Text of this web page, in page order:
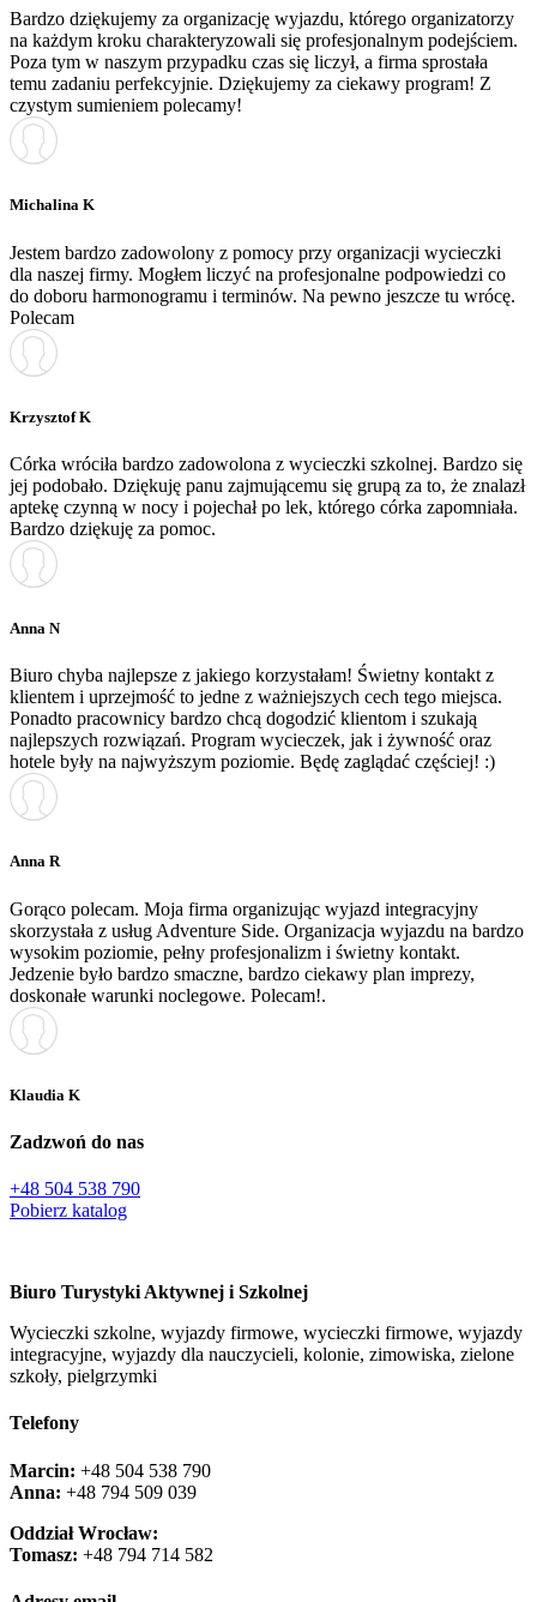
Bardzo dziękujemy za organizację wyjazdu, którego organizatorzy
na każdym kroku charakteryzowali się profesjonalnym podejściem.
Poza tym w naszym przypadku czas się liczył, a firma sprostała
temu zadaniu perfekcyjnie. Dziękujemy za ciekawy program! Z
czystym sumieniem polecamy!
Michalina K
Jestem bardzo zadowolony z pomocy przy organizacji wycieczki
dla naszej firmy. Mogłem liczyć na profesjonalne podpowiedzi co
do doboru harmonogramu i terminów. Na pewno jeszcze tu wrócę.
Polecam
Krzysztof K
Córka wróciła bardzo zadowolona z wycieczki szkolnej. Bardzo się
jej podobało. Dziękuję panu zajmującemu się grupą za to, że znalazł
aptekę czynną w nocy i pojechał po lek, którego córka zapomniała.
Bardzo dziękuję za pomoc.
Anna N
Biuro chyba najlepsze z jakiego korzystałam! Świetny kontakt z
klientem i uprzejmość to jedne z ważniejszych cech tego miejsca.
Ponadto pracownicy bardzo chcą dogodzić klientom i szukają
najlepszych rozwiązań. Program wycieczek, jak i żywność oraz
hotele były na najwyższym poziomie. Będę zaglądać częściej! :)
Anna R
Gorąco polecam. Moja firma organizując wyjazd integracyjny
skorzystała z usług Adventure Side. Organizacja wyjazdu na bardzo
wysokim poziomie, pełny profesjonalizm i świetny kontakt.
Jedzenie było bardzo smaczne, bardzo ciekawy plan imprezy,
doskonałe warunki noclegowe. Polecam!.
Klaudia K
Zadzwoń do nas
+48 504 538 790
Pobierz katalog
Biuro Turystyki Aktywnej i Szkolnej
Wycieczki szkolne, wyjazdy firmowe, wycieczki firmowe, wyjazdy
integracyjne, wyjazdy dla nauczycieli, kolonie, zimowiska, zielone
szkoły, pielgrzymki
Telefony
Marcin: +48 504 538 790
Anna: +48 ‭794 509 039‬
Oddział Wrocław:
Tomasz: +48 794 714 582